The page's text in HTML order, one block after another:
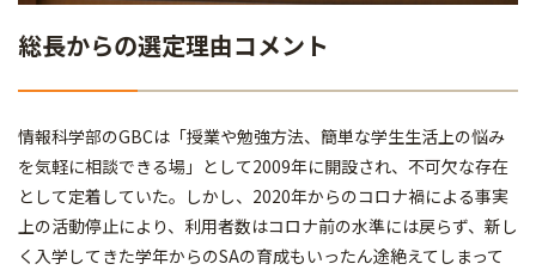
総長からの選定理由コメント
情報科学部のGBCは「授業や勉強方法、簡単な学生生活上の悩み
を気軽に相談できる場」として2009年に開設され、不可欠な存在
として定着していた。しかし、2020年からのコロナ禍による事実
上の活動停止により、利用者数はコロナ前の水準には戻らず、新し
く入学してきた学年からのSAの育成もいったん途絶えてしまって